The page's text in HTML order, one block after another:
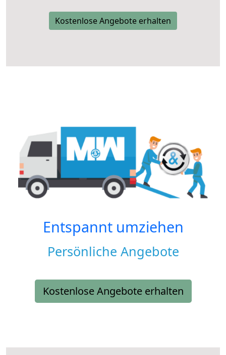
Kostenlose Angebote erhalten
Entspannt umziehen
Persönliche Angebote
Kostenlose Angebote erhalten